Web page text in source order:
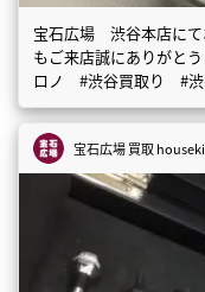
宝石広場 渋谷本店に
もご来店誠にありがと
ロノ #渋谷買取り #渋
宝石広場 買取